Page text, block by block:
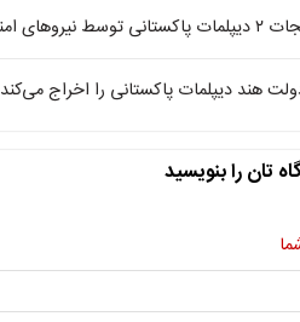
توسط نیروهای امنیتی افغان
هند دیپلمات پاکستانی را اخراج می‌کند
تان را بنویسید